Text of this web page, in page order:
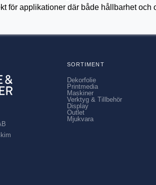
för applikationer där både hållbarhet och
SORTIMENT
Dekorfolie
Printmedia
Maskiner
Verktyg & Tillbehör
Display
Outlet
Mjukvara